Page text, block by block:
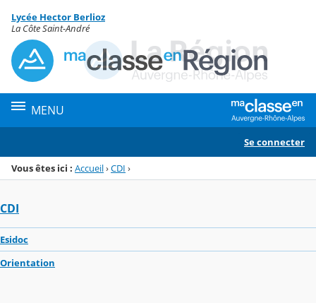
Menu de la rubrique
Contenu
Lycée Hector Berlioz
La Côte Saint-André
MENU
Se connecter
Vous êtes ici : Accueil›CDI ›
CDI
Esidoc
Orientation